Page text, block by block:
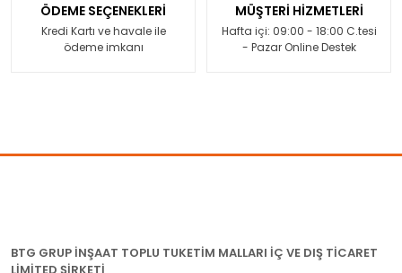
ÖDEME SEÇENEKLERİ
Kredi Kartı ve havale ile
ödeme imkanı
MÜŞTERİ HİZMETLERİ
Hafta içi: 09:00 - 18:00 C.tesi
- Pazar Online Destek
BTG GRUP İNŞAAT TOPLU TUKETİM MALLARI İÇ VE DIŞ TİCARET